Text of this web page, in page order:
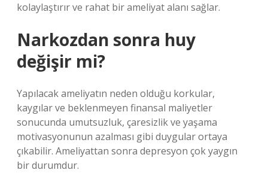
kolaylaştırır ve rahat bir ameliyat alanı sağlar.
Narkozdan sonra huy
değişir mi?
Yapılacak ameliyatın neden olduğu korkular,
kaygılar ve beklenmeyen finansal maliyetler
sonucunda umutsuzluk, çaresizlik ve yaşama
motivasyonunun azalması gibi duygular ortaya
çıkabilir. Ameliyattan sonra depresyon çok yaygın
bir durumdur.